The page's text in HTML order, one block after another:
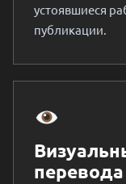
устоявшиеся
публикации.
перевода